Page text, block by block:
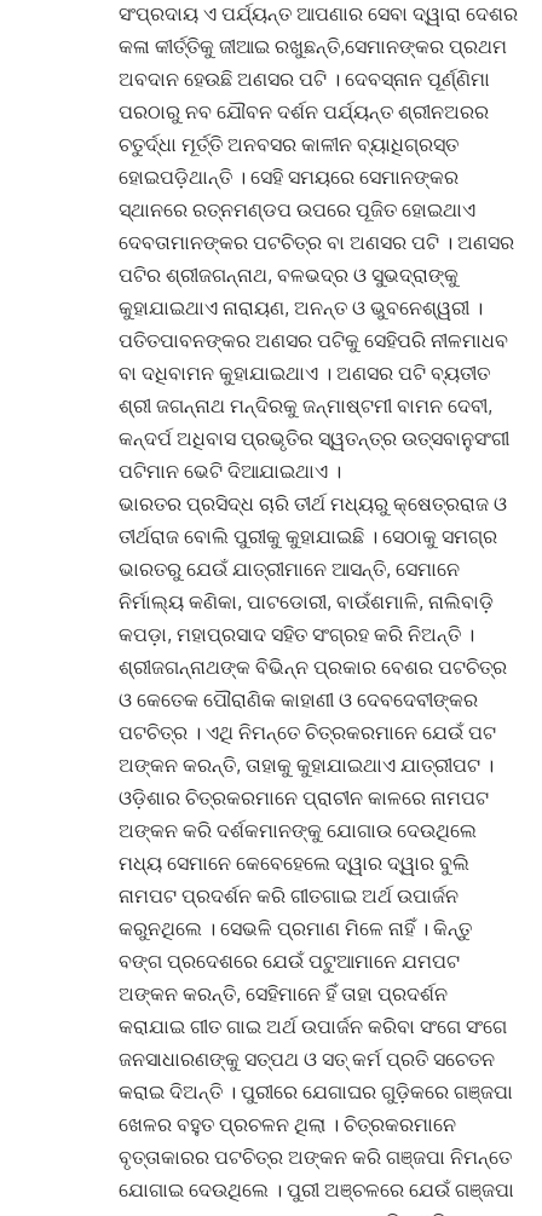
ସଂପ୍ରଦାୟ ଏ ପର୍ଯ୍ୟନ୍ତ ଆପଣାର ସେବା ଦ୍ୱାରା ଦେଶର
କଳା କୀର୍ତ୍ତିକୁ ଜୀଆଇ ରଖୁଛନ୍ତି,ସେମାନଙ୍କର ପ୍ରଥମ
ଅବଦାନ ହେଉଛି ଅଣସର ପଟି । ଦେବସ୍ନାନ ପୂର୍ଣ୍ଣିମା
ପରଠାରୁ ନବ ଯୌବନ ଦର୍ଶନ ପର୍ଯ୍ୟନ୍ତ ଶ୍ରୀନଅରର
ଚତୁର୍ଦ୍ଧା ମୂର୍ତ୍ତି ଅନବସର କାଳୀନ ବ୍ୟାଧିଗ୍ରସ୍ତ
ହୋଇପଡ଼ିଥାନ୍ତି । ସେହି ସମୟରେ ସେମାନଙ୍କର
ସ୍ଥାନରେ ରତ୍ନମଣ୍ଡପ ଉପରେ ପୂଜିତ ହୋଇଥାଏ
ଦେବତାମାନଙ୍କର ପଟଚିତ୍ର ବା ଅଣସର ପଟି । ଅଣସର
ପଟିର ଶ୍ରୀଜଗନ୍ନାଥ, ବଳଭଦ୍ର ଓ ସୁଭଦ୍ରାଙ୍କୁ
କୁହାଯାଇଥାଏ ନାରାୟଣ, ଅନନ୍ତ ଓ ଭୁବନେଶ୍ୱରୀ ।
ପତିତପାବନଙ୍କର ଅଣସର ପଟିକୁ ସେହିପରି ନୀଳମାଧବ
ବା ଦଧିବାମନ କୁହାଯାଇଥାଏ । ଅଣସର ପଟି ବ୍ୟତୀତ
ଶ୍ରୀ ଜଗନ୍ନାଥ ମନ୍ଦିରକୁ ଜନ୍ମାଷ୍ଟମୀ ବାମନ ଦେବୀ,
କନ୍ଦର୍ପ ଅଧିବାସ ପ୍ରଭୃତିର ସ୍ୱତନ୍ତ୍ର ଉତ୍ସବାନୁସଂଗୀ
ପଟିମାନ ଭେଟି ଦିଆଯାଇଥାଏ ।
ଭାରତର ପ୍ରସିଦ୍ଧ ଚାରି ତୀର୍ଥ ମଧ୍ୟରୁ କ୍ଷେତ୍ରରାଜ ଓ
ତୀର୍ଥରାଜ ବୋଲି ପୁରୀକୁ କୁହାଯାଇଛି । ସେଠାକୁ ସମଗ୍ର
ଭାରତରୁ ଯେଉଁ ଯାତ୍ରୀମାନେ ଆସନ୍ତି, ସେମାନେ
ନିର୍ମାଲ୍ୟ କଣିକା, ପାଟଡୋରୀ, ବାଉଁଶମାଳି, ନାଲିବାଡ଼ି
କପଡ଼ା, ମହାପ୍ରସାଦ ସହିତ ସଂଗ୍ରହ କରି ନିଅନ୍ତି ।
ଶ୍ରୀଜଗନ୍ନାଥଙ୍କ ବିଭିନ୍ନ ପ୍ରକାର ବେଶର ପଟଚିତ୍ର
ଓ କେତେକ ପୌରାଣିକ କାହାଣୀ ଓ ଦେବଦେବୀଙ୍କର
ପଟଚିତ୍ର । ଏଥି ନିମନ୍ତେ ଚିତ୍ରକରମାନେ ଯେଉଁ ପଟ
ଅଙ୍କନ କରନ୍ତି, ତାହାକୁ କୁହାଯାଇଥାଏ ଯାତ୍ରୀପଟ ।
ଓଡ଼ିଶାର ଚିତ୍ରକରମାନେ ପ୍ରାଚୀନ କାଳରେ ନାମପଟ
ଅଙ୍କନ କରି ଦର୍ଶକମାନଙ୍କୁ ଯୋଗାଉ ଦେଉଥିଲେ
ମଧ୍ୟ ସେମାନେ କେବେହେଲେ ଦ୍ୱାର ଦ୍ୱାର ବୁଲି
ନାମପଟ ପ୍ରଦର୍ଶନ କରି ଗୀତଗାଇ ଅର୍ଥ ଉପାର୍ଜନ
କରୁନଥିଲେ । ସେଭଳି ପ୍ରମାଣ ମିଳେ ନାହିଁ । କିନ୍ତୁ
ବଙ୍ଗ ପ୍ରଦେଶରେ ଯେଉଁ ପଟୁଆମାନେ ଯମପଟ
ଅଙ୍କନ କରନ୍ତି, ସେହିମାନେ ହିଁ ତାହା ପ୍ରଦର୍ଶନ
କରାଯାଇ ଗୀତ ଗାଇ ଅର୍ଥ ଉପାର୍ଜନ କରିବା ସଂଗେ ସଂଗେ
ଜନସାଧାରଣଙ୍କୁ ସତ୍‌ପଥ ଓ ସତ୍ କର୍ମ ପ୍ରତି ସଚେତନ
କରାଇ ଦିଅନ୍ତି । ପୁରୀରେ ଯେଗାଘର ଗୁଡ଼ିକରେ ଗଞ୍ଜପା
ଖେଳର ବହୁତ ପ୍ରଚଳନ ଥିଲା । ଚିତ୍ରକରମାନେ
ବୃତ୍ତାକାରର ପଟଚିତ୍ର ଅଙ୍କନ କରି ଗଞ୍ଜପା ନିମନ୍ତେ
ଯୋଗାଇ ଦେଉଥିଲେ । ପୁରୀ ଅଞ୍ଚଳରେ ଯେଉଁ ଗଞ୍ଜପା